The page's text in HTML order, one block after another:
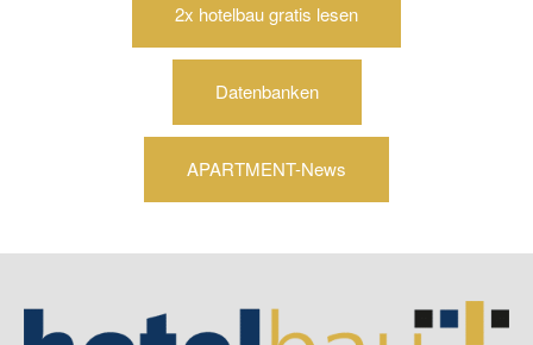
2x hotelbau gratis lesen
Datenbanken
APARTMENT-News